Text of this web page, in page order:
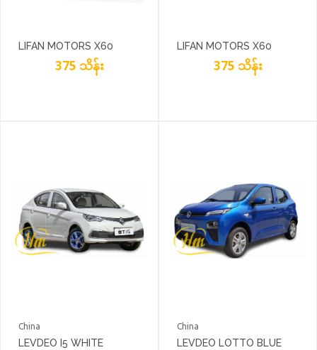
LIFAN MOTORS X60
375 သိန်း
LIFAN MOTORS X60
PEARL WHITE
375 သိန်း
China
LEVDEO I5 WHITE
China
LEVDEO LOTTO BLUE